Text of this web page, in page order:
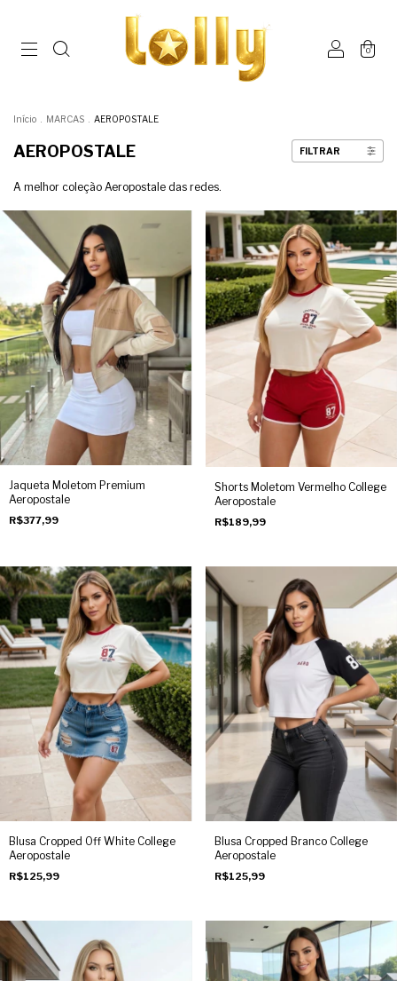
0
Início MARCAS AEROPOSTALE
AEROPOSTALE FILTRAR
A melhor coleção Aeropostale das redes.
Jaqueta Moletom Premium
Aeropostale
R$377,99
Shorts Moletom Vermelho College
Aeropostale
R$189,99
Blusa Cropped Off White College
Aeropostale
R$125,99
Blusa Cropped Branco College
Aeropostale
R$125,99